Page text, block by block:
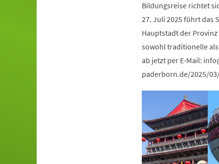
Bildungsreise richtet
27. Juli 2025 führt das
Hauptstadt der
sowohl traditionelle
ab jetzt per E-Mail: info
paderborn.de/2025/